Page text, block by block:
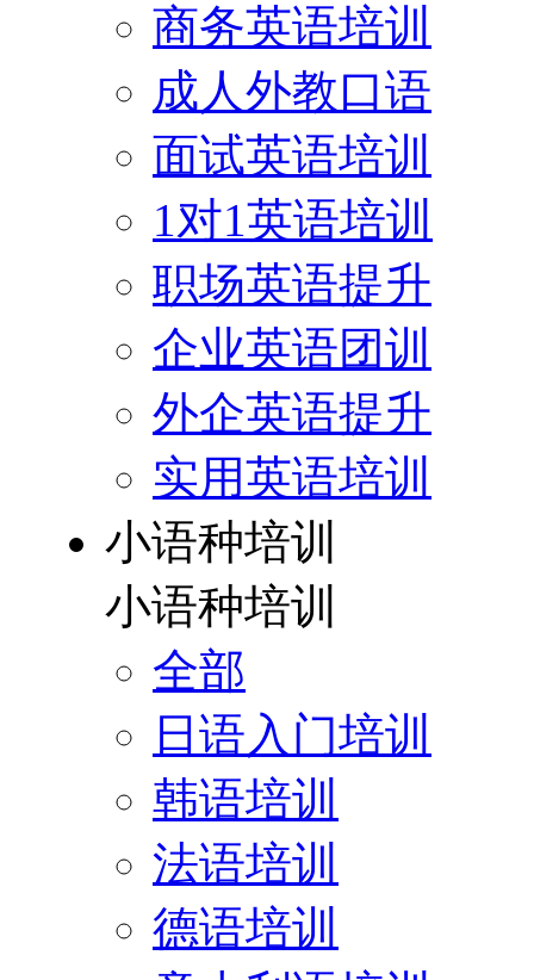
商务英语培训
成人外教口语
面试英语培训
1对1英语培训
职场英语提升
企业英语团训
外企英语提升
实用英语培训
小语种培训
小语种培训
全部
日语入门培训
韩语培训
法语培训
德语培训